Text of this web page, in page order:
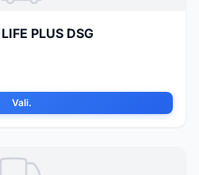
PLUS DSG
Vali.